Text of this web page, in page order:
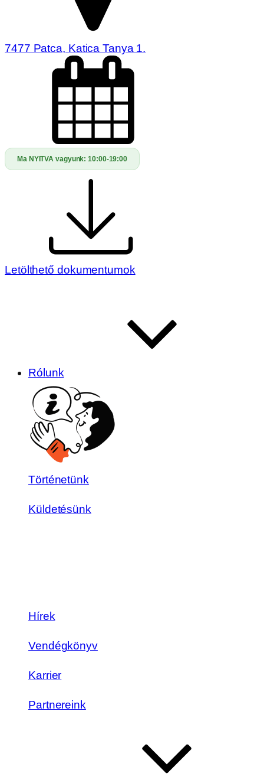
7477 Patca, Katica Tanya 1.
Ma NYITVA vagyunk:10:00-19:00
Letölthető dokumentumok
Rólunk
Történetünk
Küldetésünk
Hírek
Vendégkönyv
Karrier
Partnereink